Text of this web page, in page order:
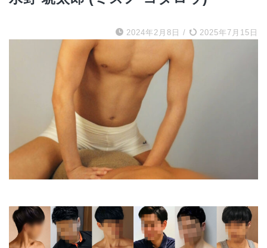
2024年2月8日 / 2025年7月15日